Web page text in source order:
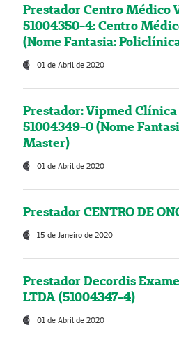
Prestador Centro Médico
51004350-4: Centro
(Nome Fantasia:
01 de Abril de 2020
Prestador: Vipmed
51004349-0 (Nome
Master)
01 de Abril de 2020
Prestador CENTRO DE
15 de Janeiro de 2020
Prestador Decordis
LTDA (51004347-4)
01 de Abril de 2020